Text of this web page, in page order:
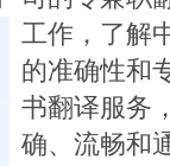
工作，了解
的准确性和
书翻译服务
确、流畅和